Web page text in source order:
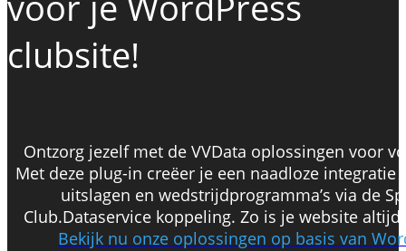
clubsite!
Ontzorg jezelf met de VVData oplossingen voor
Met deze plug-in creëer je een naadloze integratie
uitslagen en wedstrijdprogramma’s via de
Club.Dataservice koppeling. Zo is je website
Bekijk nu onze oplossingen op basis van